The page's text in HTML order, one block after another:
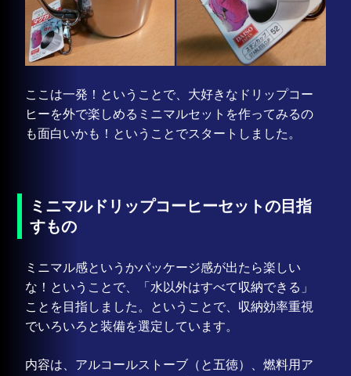
ここは一発！ということで、大好きなドリップコー
ヒーを外で楽しめるミニマルセットを作ってみるの
も面白いかも！ということでスタートしました。
ミニマルドリップコーヒーセットの目指
すもの
ミニマル感というかパッケージ感が出たら楽しい
な！ということで、「水以外はすべて収納できる」
ことを目指しました。ということで、収納効率重視
でいろいろと装備を選定しています。
内容は、アルコールストーブ（と五徳）、燃料用ア